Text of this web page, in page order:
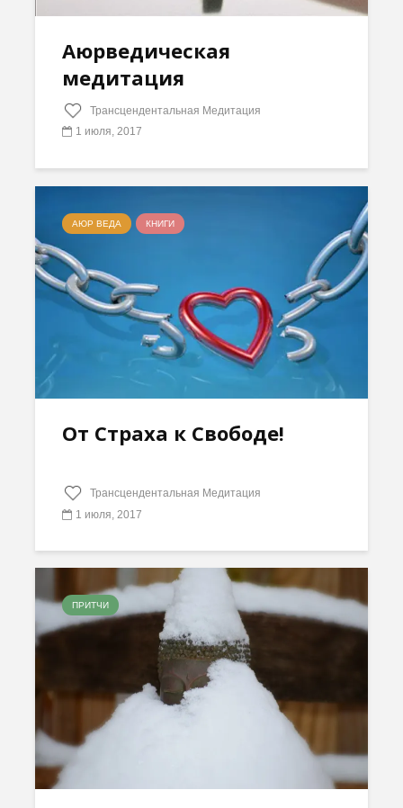
Аюрведическая
медитация
Трансцендентальная Медитация
1 июля, 2017
АЮР ВЕДА КНИГИ
От Страха к Свободе!
Трансцендентальная Медитация
1 июля, 2017
ПРИТЧИ